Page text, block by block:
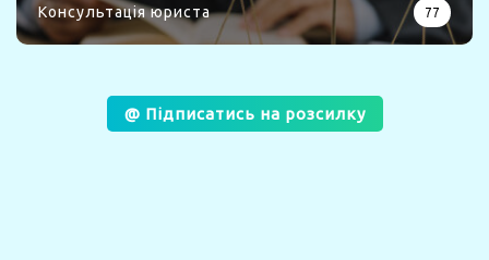
Консультація юриста 77
@ Підписатись на розсилку